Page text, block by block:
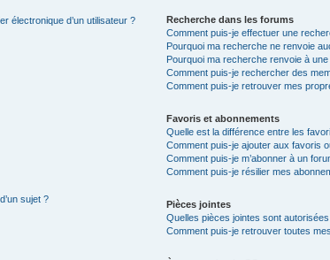
électronique d’un utilisateur ?
sujet ?
Recherche dans les forums
Comment puis-je effectuer une
Pourquoi ma recherche ne renvoie
Pourquoi ma recherche renvoie à
Comment puis-je rechercher des
Comment puis-je retrouver mes
Favoris et abonnements
Quelle est la différence entre les
Comment puis-je ajouter aux favoris
Comment puis-je m’abonner à un
Comment puis-je résilier mes
Pièces jointes
Quelles pièces jointes sont
Comment puis-je retrouver toutes